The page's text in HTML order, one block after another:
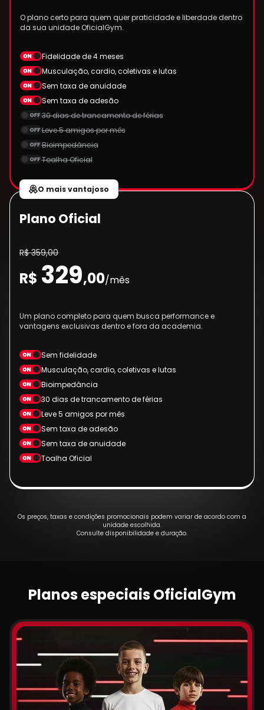
O plano certo para quem quer praticidade e liberdade dentro
da sua unidade OficialGym.
Fidelidade de 4 meses
Musculação, cardio, coletivas e lutas
Sem taxa de anuidade
Sem taxa de adesão
30 dias de trancamento de férias
Leve 5 amigos por mês
Bioimpedância
Toalha Oficial
O mais vantajoso
Plano Oficial
R$ 359,00
R$ 329,00/mês
Um plano completo para quem busca performance e
vantagens exclusivas dentro e fora da academia.
Sem fidelidade
Musculação, cardio, coletivas e lutas
Bioimpedância
30 dias de trancamento de férias
Leve 5 amigos por mês
Sem taxa de adesão
Sem taxa de anuidade
Toalha Oficial
Os preços, taxas e condições promocionais podem variar de acordo com a
unidade escolhida.
Consulte disponibilidade e duração.
Planos especiais OficialGym